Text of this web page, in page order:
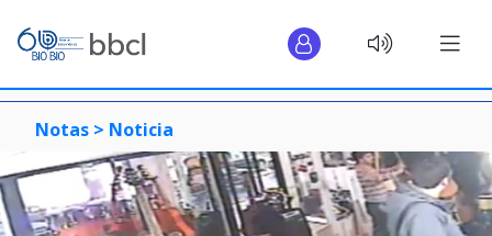
Notas > Noticia